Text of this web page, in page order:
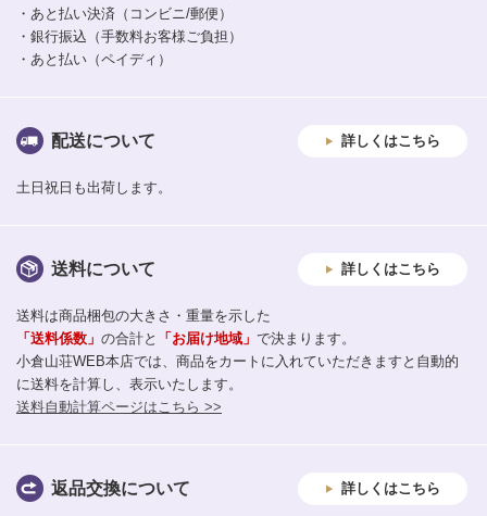
・あと払い決済（コンビニ/郵便）
・銀行振込（手数料お客様ご負担）
・あと払い（ペイディ）
配送について 詳しくはこちら
土日祝日も出荷します。
送料について 詳しくはこちら
送料は商品梱包の大きさ・重量を示した
「送料係数」 の合計と 「お届け地域」 で決まります。
小倉山荘WEB本店では、商品をカートに入れていただきますと自動的
に送料を計算し、表示いたします。
送料自動計算ページはこちら >>
返品交換について 詳しくはこちら